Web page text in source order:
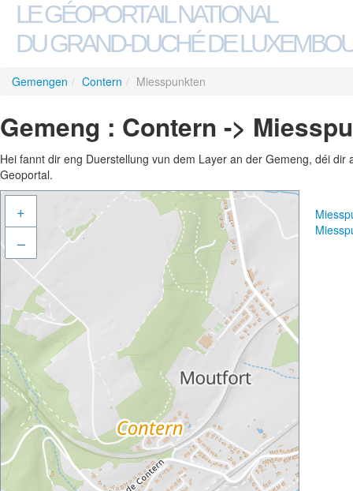
LE GÉOPORTAIL NATIONAL
DU GRAND-DUCHÉ DE
Gemengen / Contern / Miesspunkten
Gemeng : Contern ->
Hei fannt dir eng Duerstellung vun dem Layer an der Gemeng, déi
Geoportal.
+
–